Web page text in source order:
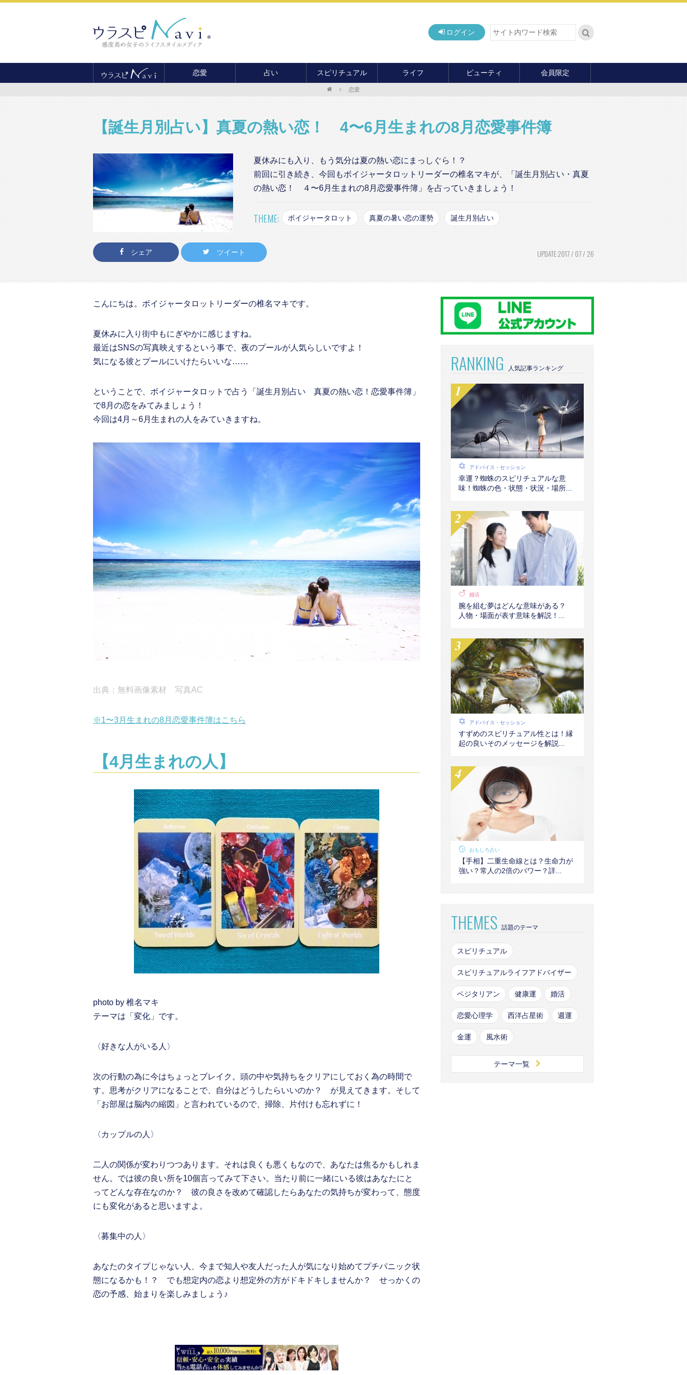
ログイン
恋愛
結婚
セックス
占い
カード占い
おもしろ占い
電話占い
スピリチュアル
開運
パワースポット
ライフ
癒し
旅行
ビューティ
ファッション
マナー・教養
会員限定
恋愛
【誕生月別占い】真夏の熱い恋！ 4〜6月生まれの8月恋愛事件簿
夏休みにも入り、もう気分は夏の熱い恋にまっしぐら！？
前回に引き続き、今回もボイジャータロットリーダーの椎名マキが、「誕生月別占い・真夏
の熱い恋！ ４〜6月生まれの8月恋愛事件簿」を占っていきましょう！
THEME: ボイジャータロット 真夏の暑い恋の運勢 誕生月別占い
シェア ツイート UPDATE:2017 / 07 / 26
こんにちは。ボイジャータロットリーダーの椎名マキです。
夏休みに入り街中もにぎやかに感じますね。
最近はSNSの写真映えするという事で、夜のプールが人気らしいですよ！
気になる彼とプールにいけたらいいな……
ということで、ボイジャータロットで占う「誕生月別占い 真夏の熱い恋！恋愛事件簿」
で8月の恋をみてみましょう！
今回は4月～6月生まれの人をみていきますね。
出典：無料画像素材 写真AC
※1〜3月生まれの8月恋愛事件簿はこちら
【4月生まれの人】
photo by 椎名マキ
テーマは「変化」です。
〈好きな人がいる人〉
次の行動の為に今はちょっとブレイク。頭の中や気持ちをクリアにしておく為の時間で
す。思考がクリアになることで、自分はどうしたらいいのか？ が見えてきます。そして
「お部屋は脳内の縮図」と言われているので、掃除、片付けも忘れずに！
〈カップルの人〉
二人の関係が変わりつつあります。それは良くも悪くもなので、あなたは焦るかもしれま
せん。では彼の良い所を10個言ってみて下さい。当たり前に一緒にいる彼はあなたにと
ってどんな存在なのか？ 彼の良さを改めて確認したらあなたの気持ちが変わって、態度
にも変化があると思いますよ。
〈募集中の人〉
あなたのタイプじゃない人、今まで知人や友人だった人が気になり始めてプチパニック状
態になるかも！？ でも想定内の恋より想定外の方がドキドキしませんか？ せっかくの
恋の予感、始まりを楽しみましょう♪
RANKING
アドバイス・セッション
幸運？蜘蛛のスピリチュアルな意
味！蜘蛛の色・状態・状況・場所...
婚活
腕を組む夢はどんな意味がある？
人物・場面が表す意味を解説！...
アドバイス・セッション
すずめのスピリチュアル性とは！縁
起の良いそのメッセージを解説...
おもしろ占い
【手相】二重生命線とは？生命力が
強い？常人の2倍のパワー？詳...
THEMES 話題のテーマ
スピリチュアル
スピリチュアルライフアドバイザー
ベジタリアン 健康運 婚活
恋愛心理学 西洋占星術 週運
金運 風水術
テーマ一覧